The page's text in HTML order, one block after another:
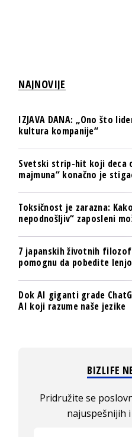
NAJNOVIJE
IZJAVA DANA: „Ono što
kultura kompanije“
Svetski strip-hit koji deca
majmuna“ konačno je
Toksičnost je zarazna:
nepodnošljiv“ zaposleni
7 japanskih životnih
pomognu da pobedite
Dok AI giganti grade
AI koji razume naše jezike
BIZLIFE
Pridružite se
najuspešnijih